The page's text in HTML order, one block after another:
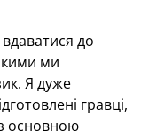
до
ми
Я дуже
гравці,
основною